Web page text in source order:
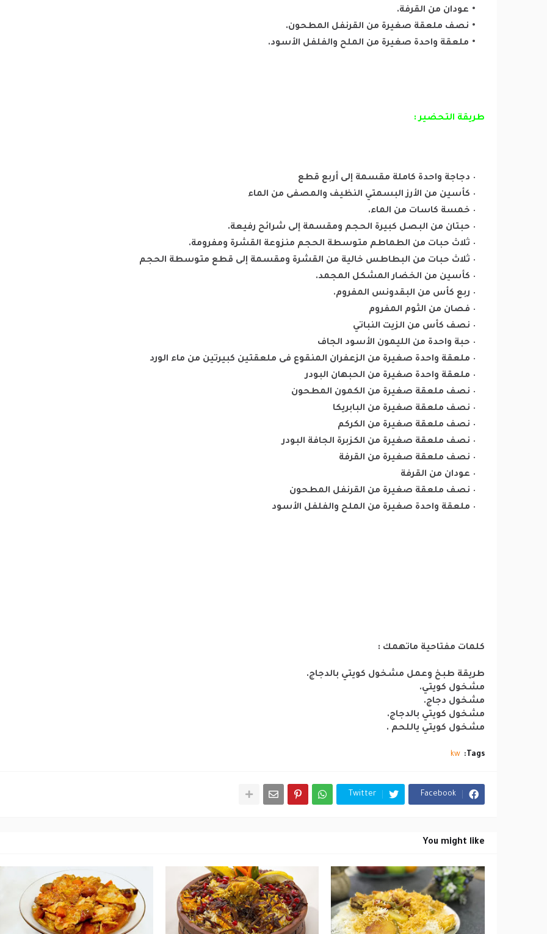
عودان من القرفة.
نصف ملعقة صغيرة من القرنفل المطحون.
ملعقة واحدة صغيرة من الملح والفلفل الأسود.
طريقة التحضير :
دجاجة واحدة كاملة مقسمة إلى أربع قطع
كأسين من الأرز البسمتي النظيف والمصفى من الماء
خمسة كاسات من الماء.
حبتان من البصل كبيرة الحجم ومقسمة إلى شرائح رفيعة.
ثلاث حبات من الطماطم متوسطة الحجم منزوعة القشرة ومفرومة.
ثلاث حبات من البطاطس خالية من القشرة ومقسمة إلى قطع متوسطة الحجم
كأسين من الخضار المشكل المجمد.
ربع كأس من البقدونس المفروم.
فصان من الثوم المفروم
نصف كأس من الزيت النباتي
حبة واحدة من الليمون الأسود الجاف
ملعقة واحدة صغيرة من الزعفران المنقوع فى ملعقتين كبيرتين من ماء الورد
ملعقة واحدة صغيرة من الحبهان البودر
نصف ملعقة صغيرة من الكمون المطحون
نصف ملعقة صغيرة من البابريكا
نصف ملعقة صغيرة من الكركم
نصف ملعقة صغيرة من الكزبرة الجافة البودر
نصف ملعقة صغيرة من القرفة
عودان من القرفة
نصف ملعقة صغيرة من القرنفل المطحون
ملعقة واحدة صغيرة من الملح والفلفل الأسود
كلمات مفتاحية ماتهمك :
طريقة طبخ وعمل مشخول كويتي بالدجاج.
مشخول كويتي.
مشخول دجاج.
مشخول كويتي بالدجاج.
مشخول كويتي ياللحم .
Tags:
kw
Facebook
Twitter
You might like